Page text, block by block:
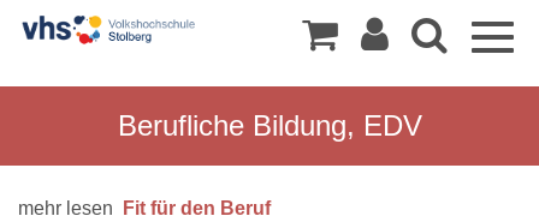
Berufliche Bildung, EDV
mehr lesen
Fit für den Beruf